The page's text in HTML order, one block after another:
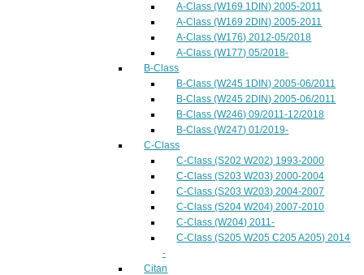
A-Class (W169 1DIN) 2005-2011
A-Class (W169 2DIN) 2005-2011
A-Class (W176) 2012-05/2018
A-Class (W177) 05/2018-
B-Class
B-Class (W245 1DIN) 2005-06/2011
B-Class (W245 2DIN) 2005-06/2011
B-Class (W246) 09/2011-12/2018
B-Class (W247) 01/2019-
C-Class
C-Class (S202 W202) 1993-2000
C-Class (S203 W203) 2000-2004
C-Class (S203 W203) 2004-2007
C-Class (S204 W204) 2007-2010
C-Class (W204) 2011-
C-Class (S205 W205 C205 A205) 2014
-
Citan